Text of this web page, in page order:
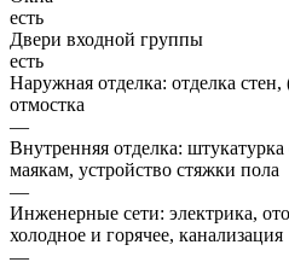
есть
Двери входной группы
есть
Наружная отделка: отделка стен,
отмостка
—
Внутренняя отделка:
маякам, устройство стяжки пола
—
Инженерные сети: электрика,
холодное и горячее, канализация
—